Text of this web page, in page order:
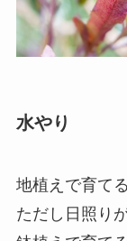
水やり
地植えで育て
ただし日照り